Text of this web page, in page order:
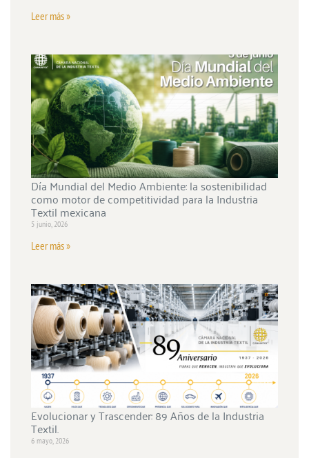
Leer más »
Día Mundial del Medio Ambiente: la sostenibilidad
como motor de competitividad para la Industria
Textil mexicana
5 junio, 2026
Leer más »
Evolucionar y Trascender: 89 Años de la Industria
Textil.
6 mayo, 2026